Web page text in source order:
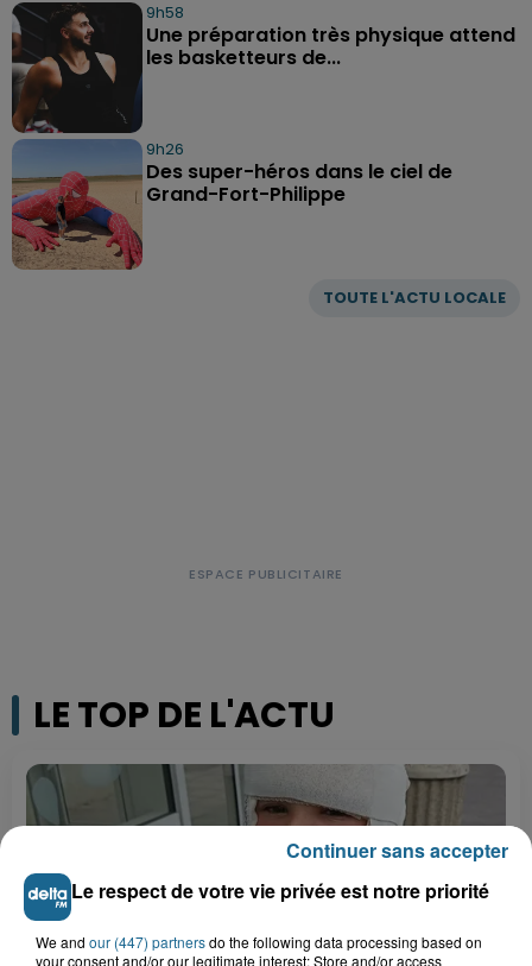
TOUTE L'ACTU LOCALE
9h58
Une préparation très physique attend
les basketteurs de...
9h26
Des super-héros dans le ciel de
Grand-Fort-Philippe
LE TOP DE L'ACTU
Le respect de votre vie privée est notre priorité
We and our (447) partnersdo the following data processing based on
your consent and/or our legitimate interest: Store and/or access
Continuer sans accepter